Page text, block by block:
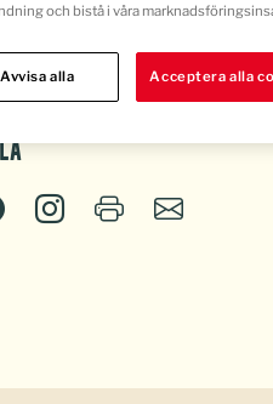
en korv så skulle
och bistå i våra
Avvisa alla Acceptera alla